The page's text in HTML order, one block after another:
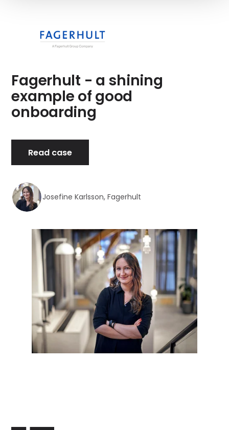
Fagerhult - a shining
example of good
onboarding
Read case
Josefine Karlsson, Fagerhult